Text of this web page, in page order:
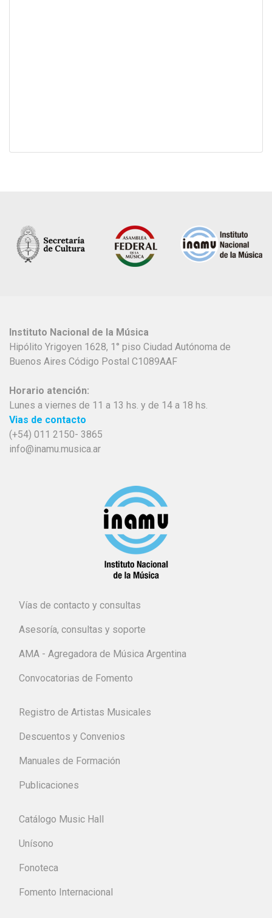
Instituto Nacional de la Música
Hipólito Yrigoyen 1628, 1° piso Ciudad Autónoma de
Buenos Aires Código Postal C1089AAF
Horario atención:
Lunes a viernes de 11 a 13 hs. y de 14 a 18 hs.
Vias de contacto
(+54) 011 2150- 3865
info@inamu.musica.ar
Vías de contacto y consultas
Asesoría, consultas y soporte
AMA - Agregadora de Música Argentina
Convocatorias de Fomento
Registro de Artistas Musicales
Descuentos y Convenios
Manuales de Formación
Publicaciones
Catálogo Music Hall
Unísono
Fonoteca
Fomento Internacional